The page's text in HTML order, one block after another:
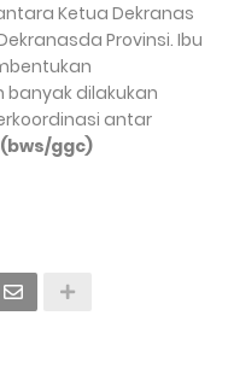
Ketua Dekranas
Provinsi. Ibu
banyak dilakukan
antar
(bws/ggc)